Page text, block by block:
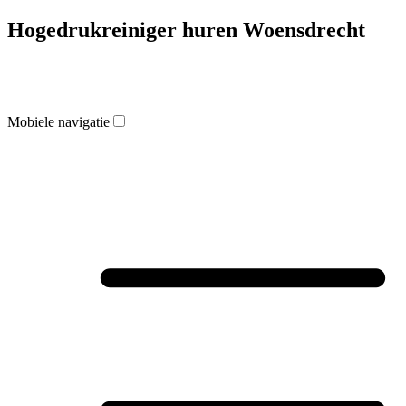
Hogedrukreiniger huren Woensdrecht
Mobiele navigatie